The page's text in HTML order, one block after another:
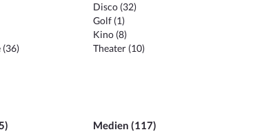
(36)
Disco (32)
Golf (1)
Kino (8)
Theater (10)
Medien (117)